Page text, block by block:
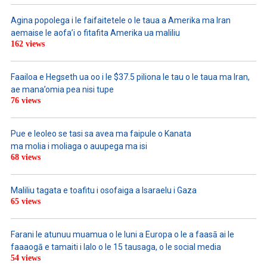
Agina popolega i le faifaitetele o le taua a Amerika ma Iran
aemaise le aofa’i o fitafita Amerika ua maliliu
162 views
Faailoa e Hegseth ua oo i le $37.5 piliona le tau o le taua ma Iran,
ae mana’omia pea nisi tupe
76 views
Pue e leoleo se tasi sa avea ma faipule o Kanata
ma molia i moliaga o auupega ma isi
68 views
Maliliu tagata e toafitu i osofaiga a Isaraelu i Gaza
65 views
Farani le atunuu muamua o le Iuni a Europa o le a faasā ai le
faaaogā e tamaiti i lalo o le 15 tausaga, o le social media
54 views